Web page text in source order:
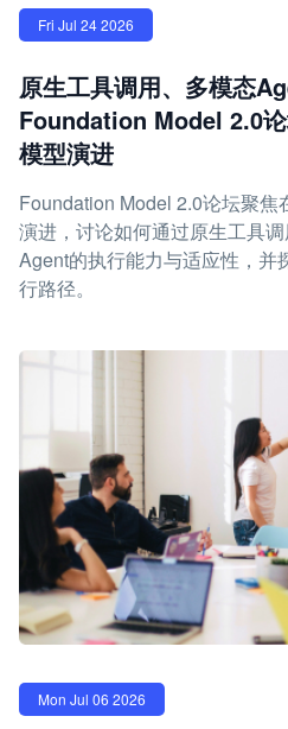
Fri Jul 24 2026
原生工具调用、多模态
Foundation Model 2.0
模型演进
Foundation Model 2.0论坛聚焦
演进，讨论如何通过原生工具
Agent的执行能力与适应性，并
行路径。
Mon Jul 06 2026